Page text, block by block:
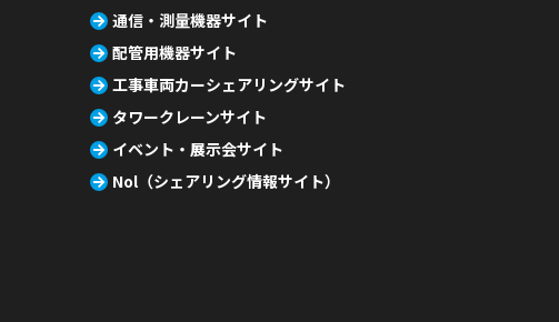
通信・測量機器サイト
配管用機器サイト
工事車両カーシェアリングサイト
タワークレーンサイト
イベント・展示会サイト
Nol（シェアリング情報サイト）